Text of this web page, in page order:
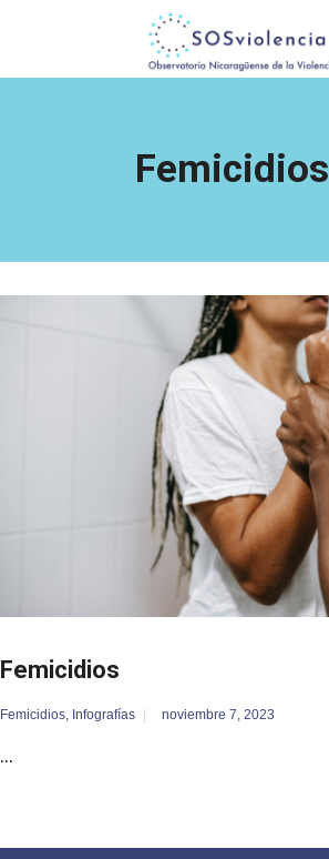
Femicidios
Femicidios
Femicidios Infografías noviembre 7, 2023
...